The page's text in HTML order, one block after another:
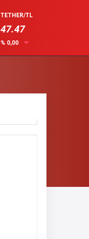
TETHER/TL
47.47
% 0,00